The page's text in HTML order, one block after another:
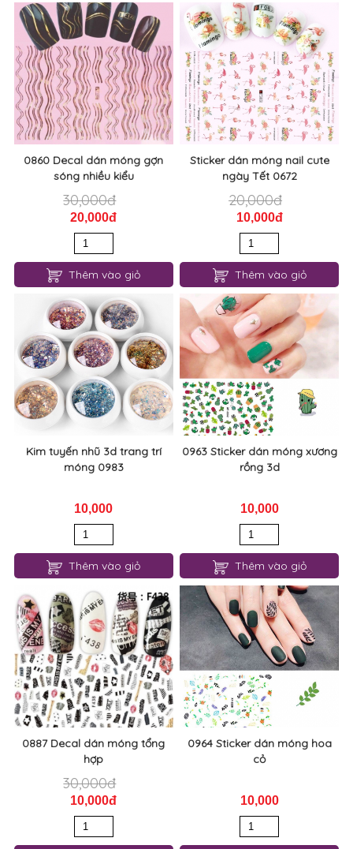
0860 Decal dán móng gợn
sóng nhiều kiểu
30,000đ
20,000đ
Thêm vào giỏ
Sticker dán móng nail cute
ngày Tết 0672
20,000đ
10,000đ
Thêm vào giỏ
Kim tuyến nhũ 3d trang trí
móng 0983
10,000
Thêm vào giỏ
0963 Sticker dán móng xương
rồng 3d
10,000
Thêm vào giỏ
0887 Decal dán móng tổng
hợp
30,000đ
10,000đ
0964 Sticker dán móng hoa
cỏ
10,000